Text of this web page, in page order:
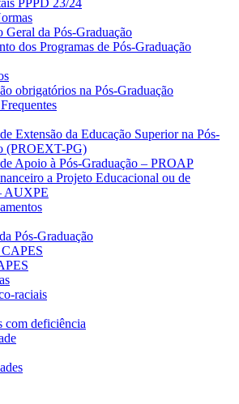
PPPD 23/24
Geral da Pós-Graduação
dos Programas de Pós-Graduação
obrigatórios na Pós-Graduação
Extensão da Educação Superior na Pós-
(PROEXT-PG)
Apoio à Pós-Graduação – PROAP
a Projeto Educacional ou de
AUXPE
Pós-Graduação
raciais
com deficiência